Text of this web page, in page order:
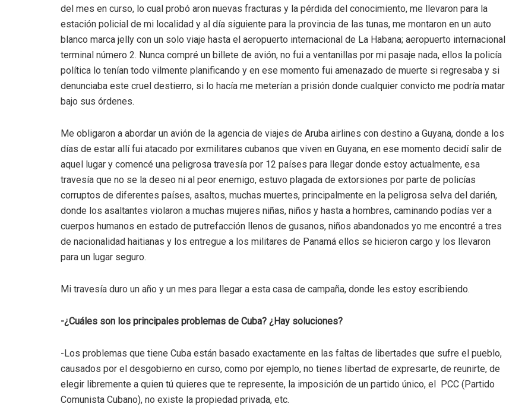
del mes en curso, lo cual probó aron nuevas fracturas y la pérdida del conocimiento, me llevaron para la
estación policial de mi localidad y al día siguiente para la provincia de las tunas, me montaron en un auto
blanco marca jelly con un solo viaje hasta el aeropuerto internacional de La Habana; aeropuerto internacional
terminal número 2. Nunca compré un billete de avión, no fui a ventanillas por mi pasaje nada, ellos la policía
política lo tenían todo vilmente planificando y en ese momento fui amenazado de muerte si regresaba y si
denunciaba este cruel destierro, si lo hacía me meterían a prisión donde cualquier convicto me podría matar
bajo sus órdenes.
Me obligaron a abordar un avión de la agencia de viajes de Aruba airlines con destino a Guyana, donde a los
días de estar allí fui atacado por exmilitares cubanos que viven en Guyana, en ese momento decidí salir de
aquel lugar y comencé una peligrosa travesía por 12 países para llegar donde estoy actualmente, esa
travesía que no se la deseo ni al peor enemigo, estuvo plagada de extorsiones por parte de policías
corruptos de diferentes países, asaltos, muchas muertes, principalmente en la peligrosa selva del darién,
donde los asaltantes violaron a muchas mujeres niñas, niños y hasta a hombres, caminando podías ver a
cuerpos humanos en estado de putrefacción llenos de gusanos, niños abandonados yo me encontré a tres
de nacionalidad haitianas y los entregue a los militares de Panamá ellos se hicieron cargo y los llevaron
para un lugar seguro.
Mi travesía duro un año y un mes para llegar a esta casa de campaña, donde les estoy escribiendo.
-¿Cuáles son los principales problemas de Cuba? ¿Hay soluciones?
-Los problemas que tiene Cuba están basado exactamente en las faltas de libertades que sufre el pueblo,
causados por el desgobierno en curso, como por ejemplo, no tienes libertad de expresarte, de reunirte, de
elegir libremente a quien tú quieres que te represente, la imposición de un partido único, el PCC (Partido
Comunista Cubano), no existe la propiedad privada, etc.